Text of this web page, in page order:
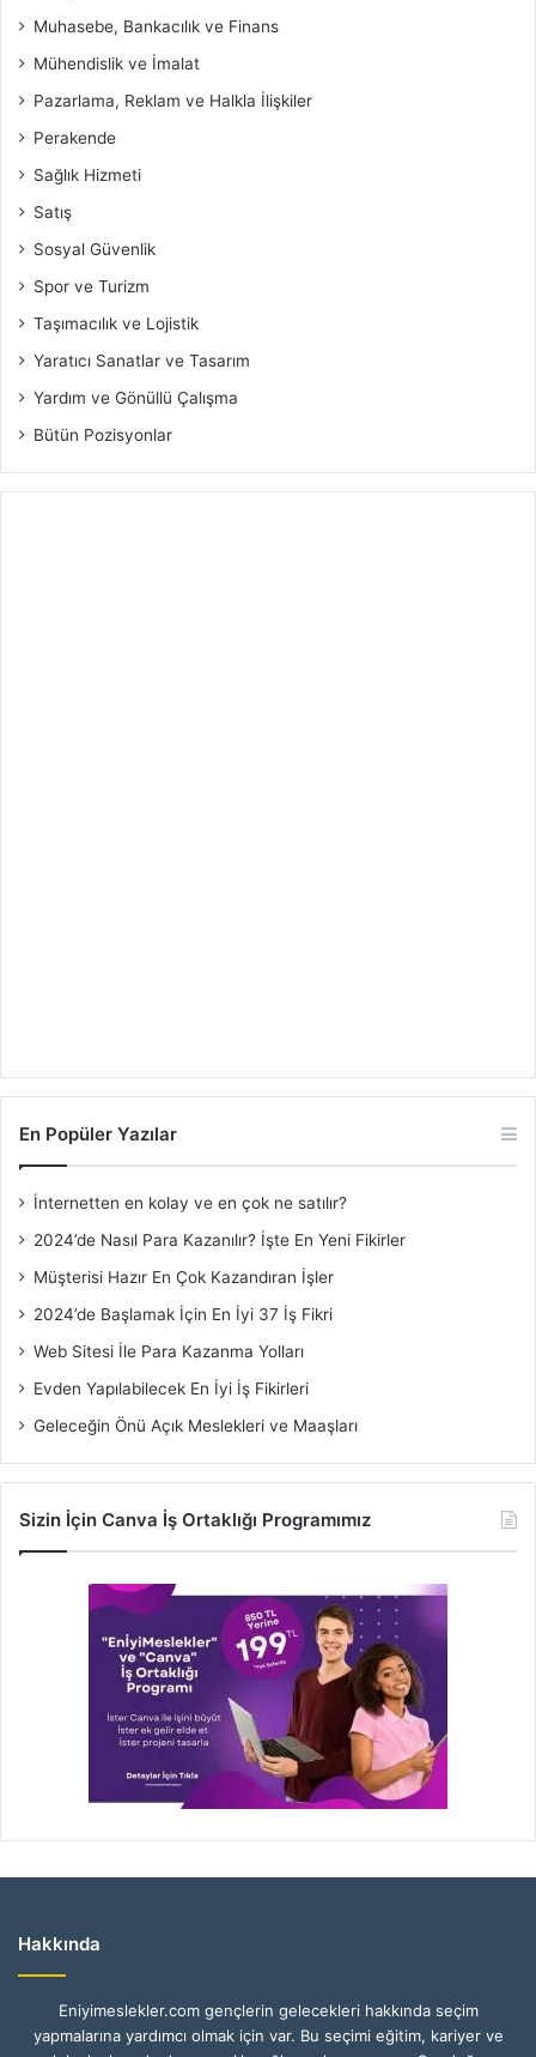
Muhasebe, Bankacılık ve Finans
Mühendislik ve İmalat
Pazarlama, Reklam ve Halkla İlişkiler
Perakende
Sağlık Hizmeti
Satış
Sosyal Güvenlik
Spor ve Turizm
Taşımacılık ve Lojistik
Yaratıcı Sanatlar ve Tasarım
Yardım ve Gönüllü Çalışma
Bütün Pozisyonlar
En Popüler Yazılar
İnternetten en kolay ve en çok ne satılır?
2024’de Nasıl Para Kazanılır? İşte En Yeni Fikirler
Müşterisi Hazır En Çok Kazandıran İşler
2024’de Başlamak İçin En İyi 37 İş Fikri
Web Sitesi İle Para Kazanma Yolları
Evden Yapılabilecek En İyi İş Fikirleri
Geleceğin Önü Açık Meslekleri ve Maaşları
Sizin İçin Canva İş Ortaklığı Programımız
Hakkında
Eniyimeslekler.com gençlerin gelecekleri hakkında seçim
yapmalarına yardımcı olmak için var. Bu seçimi eğitim, kariyer ve